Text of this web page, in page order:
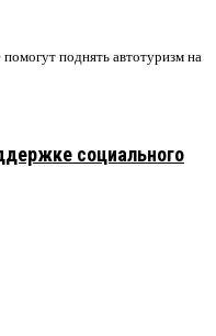
поднять автотуризм на
социального